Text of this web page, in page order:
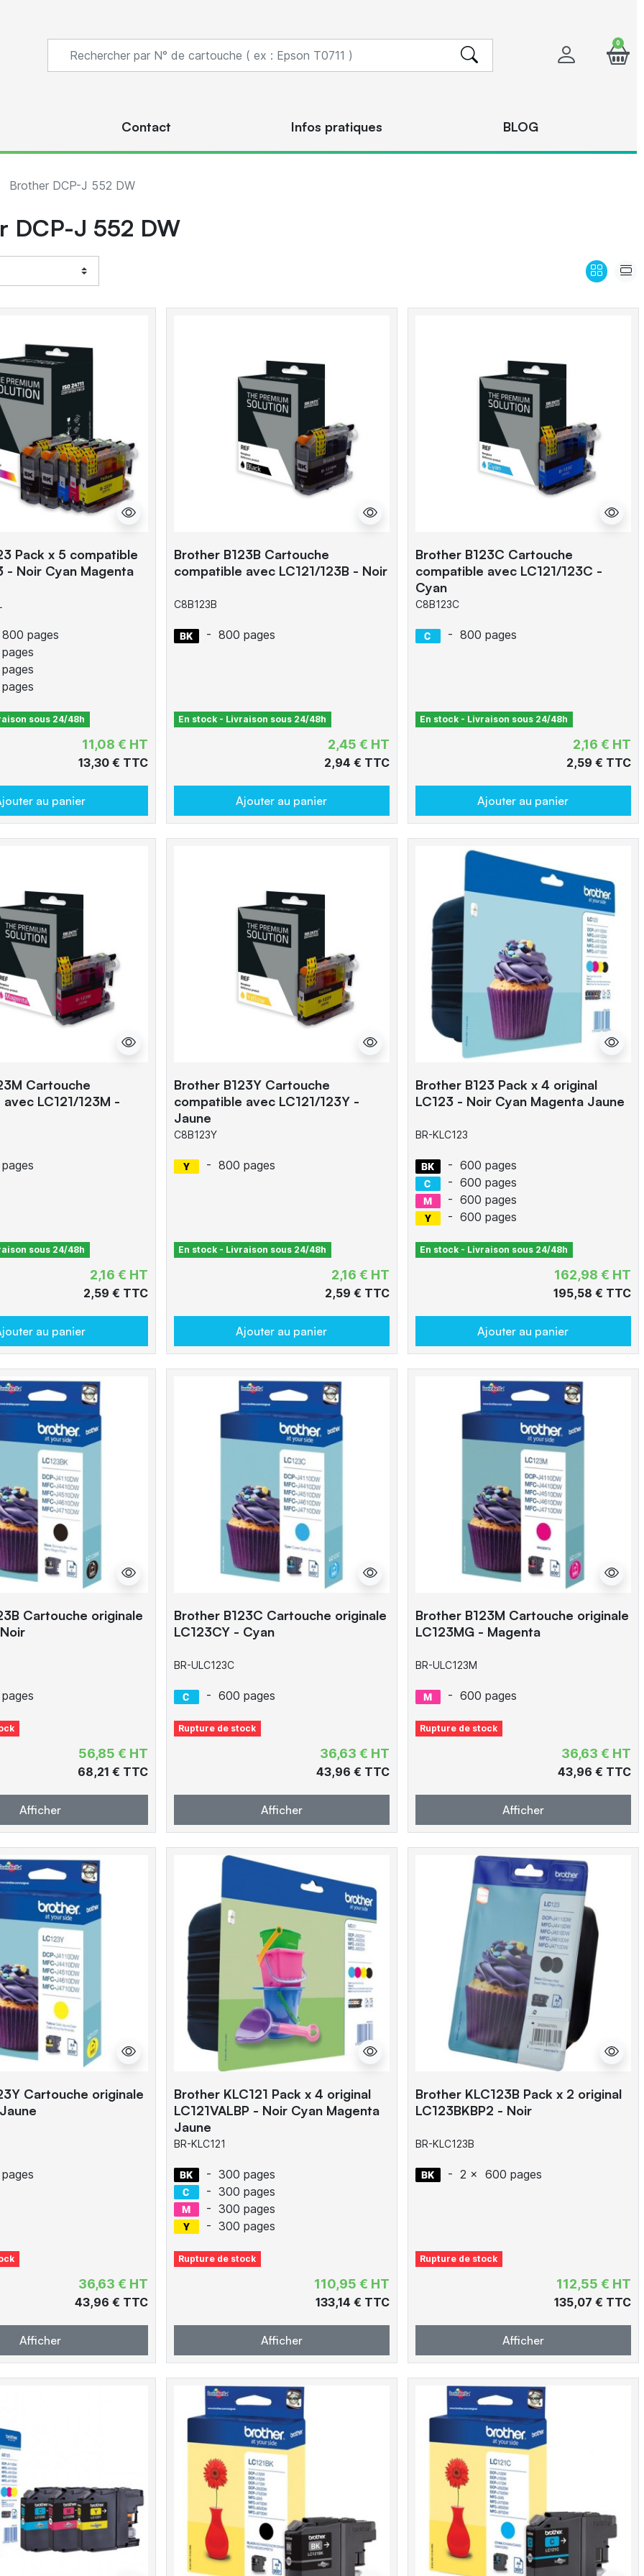
0
Contact Infos pratiques BLOG
Brother DCP-J 552 DW
DCP-J 552 DW
Pack x 5 compatible
- Noir Cyan Magenta
800 pages
sous 24/48h
11,08 € HT
13,30 € TTC
au panier
Brother B123B Cartouche
compatible avec LC121/123B - Noir
C8B123B
- 800 pages
En stock - Livraison sous 24/48h
2,45 € HT
2,94 € TTC
Ajouter au panier
Brother B123C Cartouche
compatible avec LC121/123C -
Cyan
C8B123C
- 800 pages
En stock - Livraison sous 24/48h
2,16 € HT
2,59 € TTC
Ajouter au panier
Cartouche
LC121/123M -
sous 24/48h
2,16 € HT
2,59 € TTC
au panier
Brother B123Y Cartouche
compatible avec LC121/123Y -
Jaune
C8B123Y
- 800 pages
En stock - Livraison sous 24/48h
2,16 € HT
2,59 € TTC
Ajouter au panier
Brother B123 Pack x 4 original
LC123 - Noir Cyan Magenta Jaune
BR-KLC123
- 600 pages
- 600 pages
- 600 pages
- 600 pages
En stock - Livraison sous 24/48h
162,98 € HT
195,58 € TTC
Ajouter au panier
Cartouche originale
56,85 € HT
68,21 € TTC
Afficher
Brother B123C Cartouche originale
LC123CY - Cyan
BR-ULC123C
- 600 pages
Rupture de stock
36,63 € HT
43,96 € TTC
Afficher
Brother B123M Cartouche originale
LC123MG - Magenta
BR-ULC123M
- 600 pages
Rupture de stock
36,63 € HT
43,96 € TTC
Afficher
Cartouche originale
36,63 € HT
43,96 € TTC
Afficher
Brother KLC121 Pack x 4 original
LC121VALBP - Noir Cyan Magenta
Jaune
BR-KLC121
- 300 pages
- 300 pages
- 300 pages
- 300 pages
Rupture de stock
110,95 € HT
133,14 € TTC
Afficher
Brother KLC123B Pack x 2 original
LC123BKBP2 - Noir
BR-KLC123B
- 2 x 600 pages
Rupture de stock
112,55 € HT
135,07 € TTC
Afficher